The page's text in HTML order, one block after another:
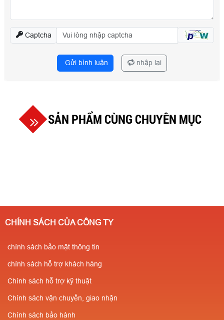
Captcha
Gửi bình luận nhập lại
SẢN PHẨM CÙNG CHUYÊN MỤC
CHÍNH SÁCH CỦA CÔNG TY
chính sách bảo mật thông tin
chính sách hỗ trợ khách hàng
Chính sách hỗ trợ kỹ thuật
Chính sách vận chuyển, giao nhận
Chính sách bảo hành